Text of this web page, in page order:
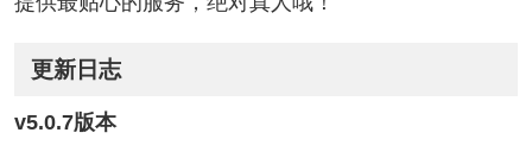
更新日志
v5.0.7版本